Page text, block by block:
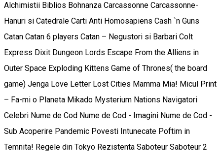
Alchimistii Biblios Bohnanza Carcassonne Carcassonne-
Hanuri si Catedrale Carti Anti Homosapiens Cash `n Guns
Catan Catan 6 players Catan – Negustori si Barbari Colt
Express Dixit Dungeon Lords Escape From the Alliens in
Outer Space Exploding Kittens Game of Thrones( the board
game) Jenga Love Letter Lost Cities Mamma Mia! Micul Print
– Fa-mi o Planeta Mikado Mysterium Nations Navigatori
Celebri Nume de Cod Nume de Cod - Imagini Nume de Cod -
Sub Acoperire Pandemic Povesti Intunecate Poftim in
Temnita! Regele din Tokyo Rezistenta Saboteur Saboteur 2